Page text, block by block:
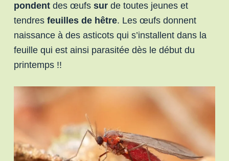
pondent des œufs sur de toutes jeunes et
tendres feuilles de hêtre. Les œufs donnent
naissance à des asticots qui s’installent dans la
feuille qui est ainsi parasitée dès le début du
printemps !!